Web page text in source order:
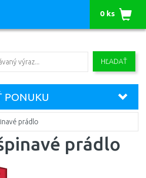
HĽADAŤ
0 ks
PONUKU
prádlo
prádlo